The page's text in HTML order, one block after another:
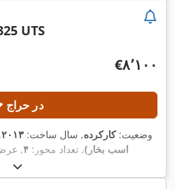
UTS
‎€۸٬۱۰۰
در حراج
وضعیت:کارکرده, سال ساخت: ۲۰۱۳
اسب بخار), تعداد محور: ۴,
۲۴٬۰۰۰ دور/دقیقه